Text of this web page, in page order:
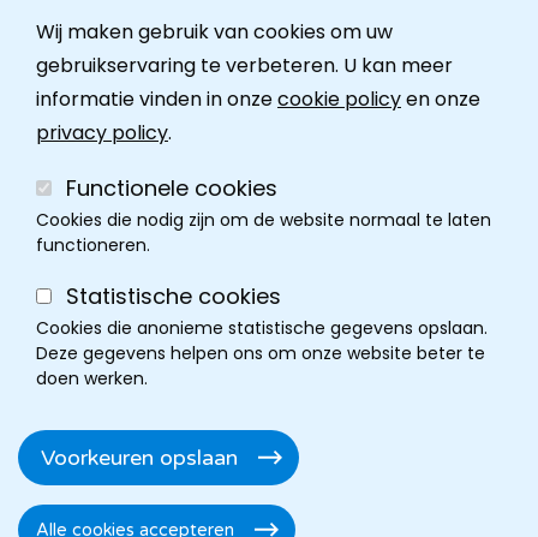
Wij maken gebruik van cookies om uw
gebruikservaring te verbeteren. U kan meer
informatie vinden in onzecookie policyen onze
privacy policy.
Functionele cookies
Cookies die nodig zijn om de website normaal te laten
functioneren.
Statistische cookies
Cookies die anonieme statistische gegevens opslaan.
Deze gegevens helpen ons om onze website beter te
doen werken.
Voorkeuren opslaan
Alle cookies accepteren
Toestemming
Ombudsdienst
Footer
Toegankelijkheidsverklaring